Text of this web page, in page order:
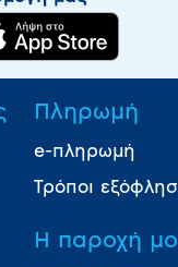
Πληρωμή
e-πληρωμή
Τρόποι
Η παροχή